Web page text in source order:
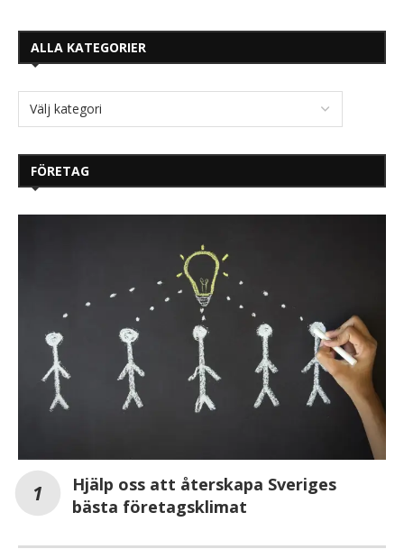
ALLA KATEGORIER
FÖRETAG
Hjälp oss att återskapa Sveriges
bästa företagsklimat